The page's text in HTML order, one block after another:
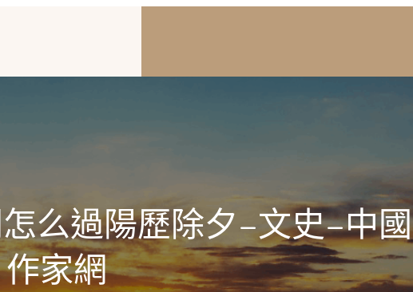
么過陽歷除夕–文史–中國
作家網